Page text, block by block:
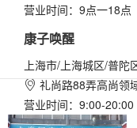
营业时间：9点一18点
康子唤醒
上海市/上海城区/普陀
礼尚路88弄高尚领
营业时间：9:00-20:00